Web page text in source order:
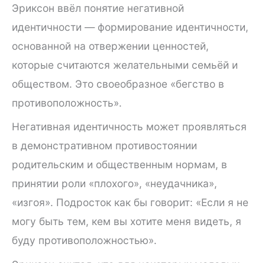
Эриксон ввёл понятие негативной
идентичности — формирование идентичности,
основанной на отвержении ценностей,
которые считаются желательными семьёй и
обществом. Это своеобразное «бегство в
противоположность».
Негативная идентичность может проявляться
в демонстративном противостоянии
родительским и общественным нормам, в
принятии роли «плохого», «неудачника»,
«изгоя». Подросток как бы говорит: «Если я не
могу быть тем, кем вы хотите меня видеть, я
буду противоположностью».